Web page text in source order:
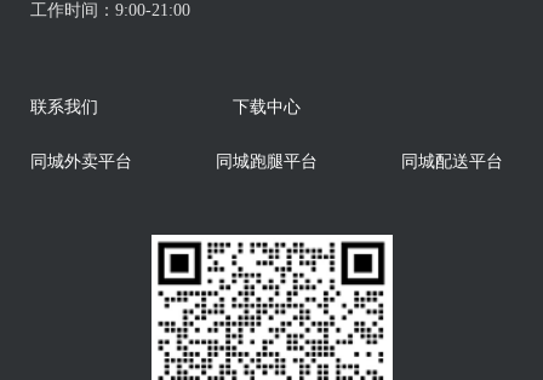
工作时间： 9:00-21:00
联系我们 下载中心
同城外卖平台 同城跑腿平台 同城配送平台